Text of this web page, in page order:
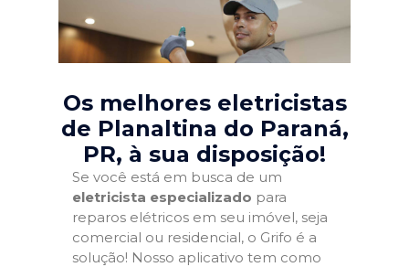
Os melhores eletricistas
de Planaltina do Paraná,
PR, à sua disposição!
Se você está em busca de um
eletricista especializado para
reparos elétricos em seu imóvel, seja
comercial ou residencial, o Grifo é a
solução! Nosso aplicativo tem como